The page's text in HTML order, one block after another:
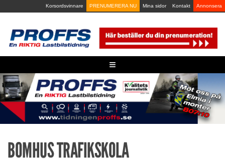
to
Korsordsvinnare PRENUMERERA NU Mina sidor Kontakt Annonsera
≡
BOMHUS TRAFIKSKOLA